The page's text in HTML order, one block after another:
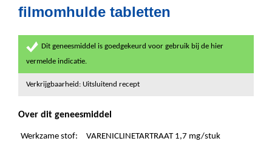
filmomhulde tabletten
Dit geneesmiddel is goedgekeurd voor gebruik bij de hier
vermelde indicatie.
Verkrijgbaarheid: Uitsluitend recept
Over dit geneesmiddel
Werkzame stof:
VARENICLINETARTRAAT 1,7 mg/stuk